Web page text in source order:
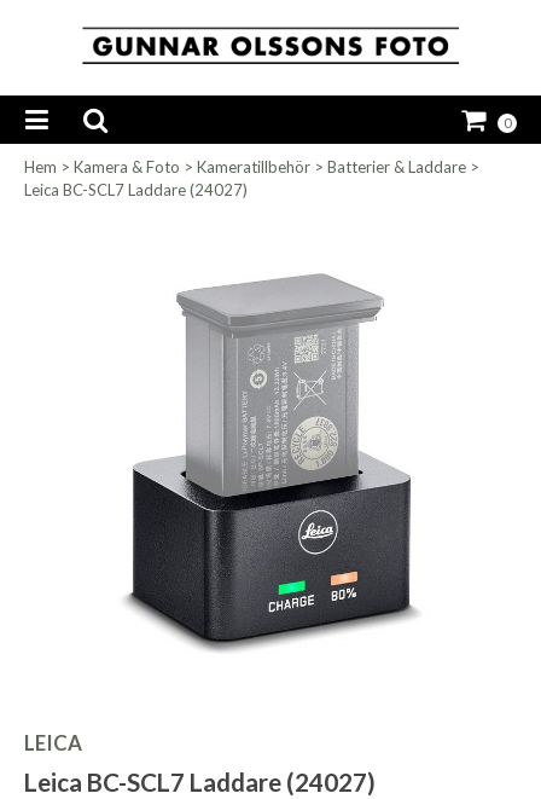
0
Hem > Kamera & Foto > Kameratillbehör > Batterier & Laddare >
Leica BC-SCL7 Laddare (24027)
LEICA
Leica BC-SCL7 Laddare (24027)